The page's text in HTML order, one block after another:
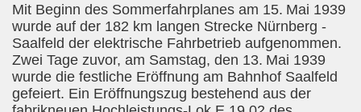
Mit Beginn des Sommerfahrplanes am 15. Mai 1939
wurde auf der 182 km langen Strecke Nürnberg -
Saalfeld der elektrische Fahrbetrieb aufgenommen.
Zwei Tage zuvor, am Samstag, den 13. Mai 1939
wurde die festliche Eröffnung am Bahnhof Saalfeld
gefeiert. Ein Eröffnungszug bestehend aus der